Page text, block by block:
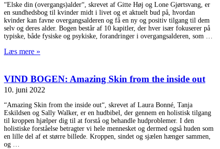
“Elske din (overgangs)alder“, skrevet af Gitte Høj og Lone Gjørtsvang, er
en sundhedsbog til kvinder midt i livet og et aktuelt bud på, hvordan
kvinder kan favne overgangsalderen og få en ny og positiv tilgang til dem
selv og deres alder. Bogen består af 10 kapitler, der hver især fokuserer på
typiske, både fysiske og psykiske, forandringer i overgangsalderen, som
Læs mere »
VIND BOGEN: Amazing Skin from the inside out
10. juni 2022
“Amazing Skin from the inside out“, skrevet af Laura Bonné, Tanja
Eskildsen og Sally Walker, er en hudbibel, der gennem en holistisk tilgang
til kroppen hjælper dig til at forstå og behandle hudproblemer. I den
holistiske forståelse betragter vi hele mennesket og dermed også huden som
en lille del af et større billede. Kroppen, sindet og sjælen hænger sammen,
og